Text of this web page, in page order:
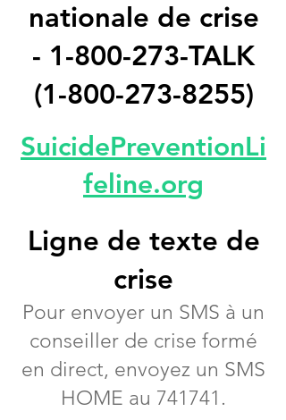
nationale de crise
- 1-800-273-TALK
(1-800-273-8255)
SuicidePreventionLi
feline.org
Ligne de texte de
crise
Pour envoyer un SMS à un
conseiller de crise formé
en direct, envoyez un SMS
HOME au 741741.